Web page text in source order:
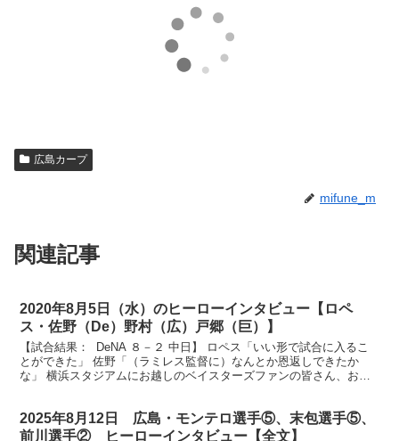
広島カープ
mifune_m
関連記事
2020年8月5日（水）のヒーローインタビュー【ロペ
ス・佐野（De）野村（広）戸郷（巨）】
【試合結果： DeNA ８－２ 中日】 ロペス「いい形で試合に入るこ
とができた」 佐野「（ラミレス監督に）なんとか恩返しできたか
な」 横浜スタジアムにお越しのベイスターズファンの皆さん、お待
2025年8月12日 広島・モンテロ選手⑤、末包選手⑤、
前川選手② ヒーローインタビュー【全文】